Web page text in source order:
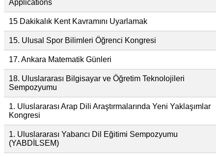
Applications
15 Dakikalık Kent Kavramını Uyarlamak
15. Ulusal Spor Bilimleri Öğrenci Kongresi
17. Ankara Matematik Günleri
18. Uluslararası Bilgisayar ve Öğretim Teknolojileri
Sempozyumu
1. Uluslararası Arap Dili Araştırmalarında Yeni Yaklaşımlar
Kongresi
1. Uluslararası Yabancı Dil Eğitimi Sempozyumu
(YABDİLSEM)